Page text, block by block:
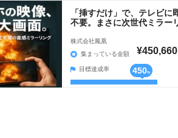
「挿すだけ」で、テレビ
不要。まさに次世代ミラー
株式会社鳳凰
集まっている金額
¥450,660
目標達成率 450%